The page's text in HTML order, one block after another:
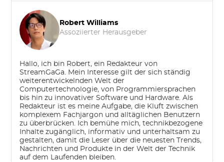
Robert Williams
Assoziierter Herausgeber
Hallo, ich bin Robert, ein Redakteur von
StreamGaGa. Mein Interesse gilt der sich ständig
weiterentwickelnden Welt der
Computertechnologie, von Programmiersprachen
bis hin zu innovativer Software und Hardware. Als
Redakteur ist es meine Aufgabe, die Kluft zwischen
komplexem Fachjargon und alltäglichen Benutzern
zu überbrücken. Ich bemühe mich, technikbezogene
Inhalte zugänglich, informativ und unterhaltsam zu
gestalten, damit die Leser über die neuesten Trends,
Nachrichten und Produkte in der Welt der Technik
auf dem Laufenden bleiben.